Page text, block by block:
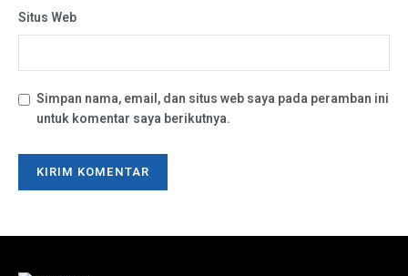
Situs Web
Simpan nama, email, dan situs web saya pada peramban ini
untuk komentar saya berikutnya.